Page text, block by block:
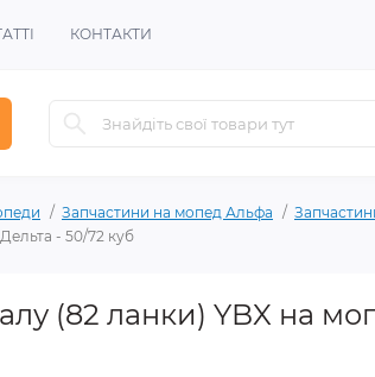
КОНТАКТИ
Запчастини на мопед Альфа
- 50/72 куб
(82 ланки) YBX на